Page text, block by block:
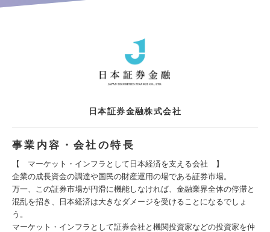
日本証券金融株式会社
事業内容・会社の特長
【 マーケット・インフラとして日本経済を支える会社 】
企業の成長資金の調達や国民の財産運用の場である証券市場。
万一、この証券市場が円滑に機能しなければ、金融業界全体の停滞と
混乱を招き、日本経済は大きなダメージを受けることになるでしょ
う。
マーケット・インフラとして証券会社と機関投資家などの投資家を仲